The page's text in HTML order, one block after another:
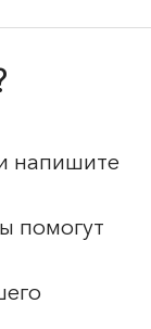
напишите
помогут